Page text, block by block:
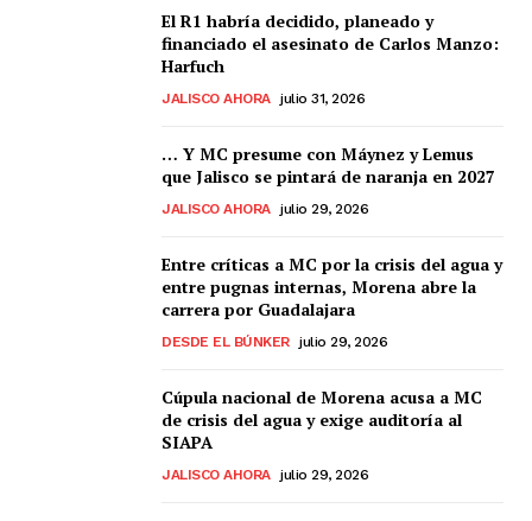
El R1 habría decidido, planeado y
financiado el asesinato de Carlos Manzo:
Harfuch
JALISCO AHORA julio 31, 2026
… Y MC presume con Máynez y Lemus
que Jalisco se pintará de naranja en 2027
JALISCO AHORA julio 29, 2026
Entre críticas a MC por la crisis del agua y
entre pugnas internas, Morena abre la
carrera por Guadalajara
DESDE EL BÚNKER julio 29, 2026
Cúpula nacional de Morena acusa a MC
de crisis del agua y exige auditoría al
SIAPA
JALISCO AHORA julio 29, 2026